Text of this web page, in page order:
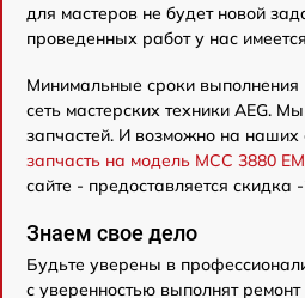
для мастеров не будет новой
проведенных работ у нас
Минимальные сроки
сеть мастерских техники AEG.
запчастей. И возможно на наших
запчасть на модель MCC 3880 EM
сайте - предоставляется скидка
Знаем свое дело
Будьте уверены в
с уверенностью выполнят